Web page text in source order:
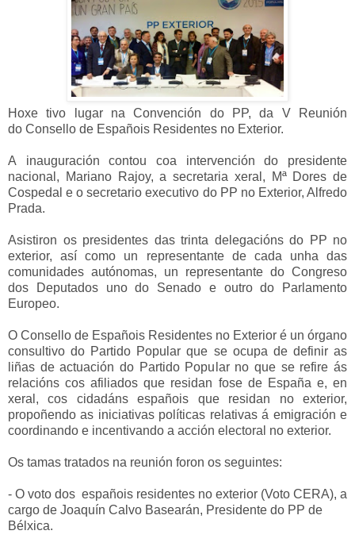
Hoxe tivo lugar na Convención do PP, da V Reunión
do Consello de Españois Residentes no Exterior.
A inauguración contou coa intervención do presidente
nacional, Mariano Rajoy, a secretaria xeral, Mª Dores de
Cospedal e o secretario executivo do PP no Exterior, Alfredo
Prada.
Asistiron os presidentes das trinta delegacións do PP no
exterior, así como un representante de cada unha das
comunidades autónomas, un representante do Congreso
dos Deputados uno do Senado e outro do Parlamento
Europeo.
O Consello de Españois Residentes no Exterior é un órgano
consultivo do Partido Popular que se ocupa de definir as
liñas de actuación do Partido Popular no que se refire ás
relacións cos afiliados que residan fose de España e, en
xeral, cos cidadáns españois que residan no exterior,
propoñendo as iniciativas políticas relativas á emigración e
coordinando e incentivando a acción electoral no exterior.
Os tamas tratados na reunión foron os seguintes:
- O voto dos españois residentes no exterior (Voto CERA), a
cargo de Joaquín Calvo Basearán, Presidente do PP de
Bélxica.